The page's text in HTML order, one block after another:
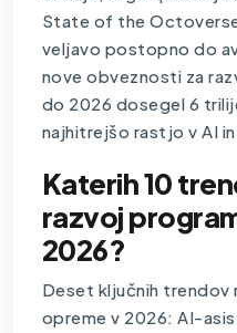
State of the
veljavo postopno do
nove obveznosti za
do 2026 dosegel 6
najhitrejšo rastjo v AI
Katerih 10
razvoj
2026?
Deset ključnih trendov
opreme v 2026: AI-